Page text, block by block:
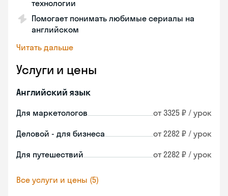
технологии
Помогает понимать любимые сериалы на
английском
Читать дальше
Услуги и цены
Английский язык
Для маркетологов от 3325 ₽ / урок
Деловой - для бизнеса от 2282 ₽ / урок
Для путешествий от 2282 ₽ / урок
Все услуги и цены (5)